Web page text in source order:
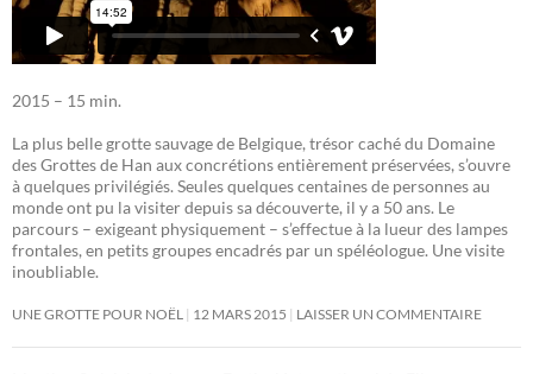
2015 – 15 min.
La plus belle grotte sauvage de Belgique, trésor caché du Domaine
des Grottes de Han aux concrétions entièrement préservées, s’ouvre
à quelques privilégiés. Seules quelques centaines de personnes au
monde ont pu la visiter depuis sa découverte, il y a 50 ans. Le
parcours – exigeant physiquement – s’effectue à la lueur des lampes
frontales, en petits groupes encadrés par un spéléologue. Une visite
inoubliable.
UNE GROTTE POUR NOËL 12 MARS 2015 LAISSER UN COMMENTAIRE